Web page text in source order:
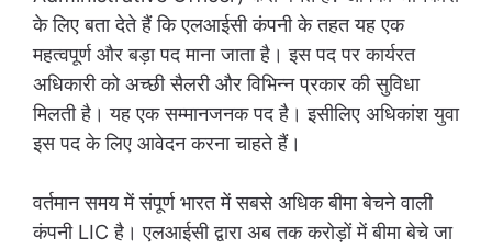
के लिए बता देते हैं कि एलआईसी कंपनी के तहत यह एक
महत्वपूर्ण और बड़ा पद माना जाता है। इस पद पर कार्यरत
अधिकारी को अच्छी सैलरी और विभिन्न प्रकार की सुविधा
मिलती है। यह एक सम्मानजनक पद है। इसीलिए अधिकांश युवा
इस पद के लिए आवेदन करना चाहते हैं।
वर्तमान समय में संपूर्ण भारत में सबसे अधिक बीमा बेचने वाली
कंपनी LIC है। एलआईसी द्वारा अब तक करोड़ों में बीमा बेचे जा